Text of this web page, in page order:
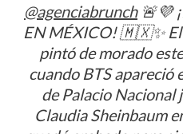
Toluca,
Un
hito
en
la
de
la
zona
@agenciabrunch🚨💜
EN MÉXICO! 🇲🇽✨ El
pintó de morado
cuando BTS apareció
de Palacio Nacional
Claudia Sheinbaum